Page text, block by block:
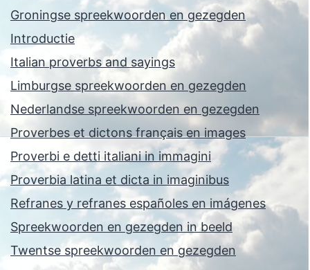
Groningse spreekwoorden en gezegden
Introductie
Italian proverbs and sayings
Limburgse spreekwoorden en gezegden
Nederlandse spreekwoorden en gezegden
Proverbes et dictons français en images
Proverbi e detti italiani in immagini
Proverbia latina et dicta in imaginibus
Refranes y refranes españoles en imágenes
Spreekwoorden en gezegden in beeld
Twentse spreekwoorden en gezegden